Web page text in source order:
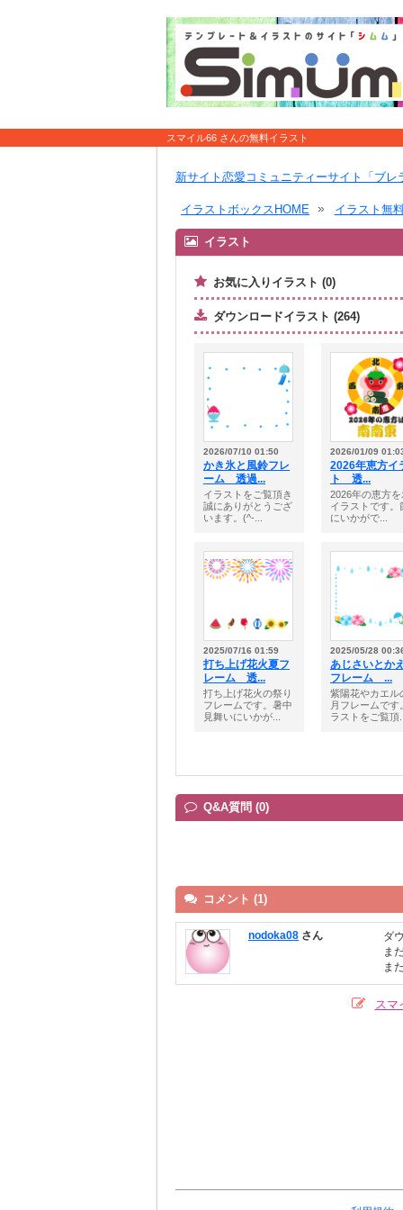
スマイル66 さんの無料イラスト
新サイト恋愛コミュニティーサイト「ブレ
イラストボックスHOME イラスト無
イラスト
お気に入りイラスト (0)
ダウンロードイラスト (264)
2026/07/10 01:50
かき氷と風鈴フレ
ーム 透過...
イラストをご覧頂き
誠にありがとうござ
います。(^-...
2026/01/09
2026年恵方イ
ト 透...
2026年の恵方
イラストです。
にいかがで...
2025/07/16 01:59
打ち上げ花火夏フ
レーム 透...
打ち上げ花火の祭り
フレームです。暑中
見舞いにいかが...
2025/05/28
あじさいとか
フレーム ...
紫陽花やカエル
月フレームです
ラストをご覧頂
Q&A質問 (0)
コメント (1)
nodoka08 さん
ダ
ま
ま
スマ